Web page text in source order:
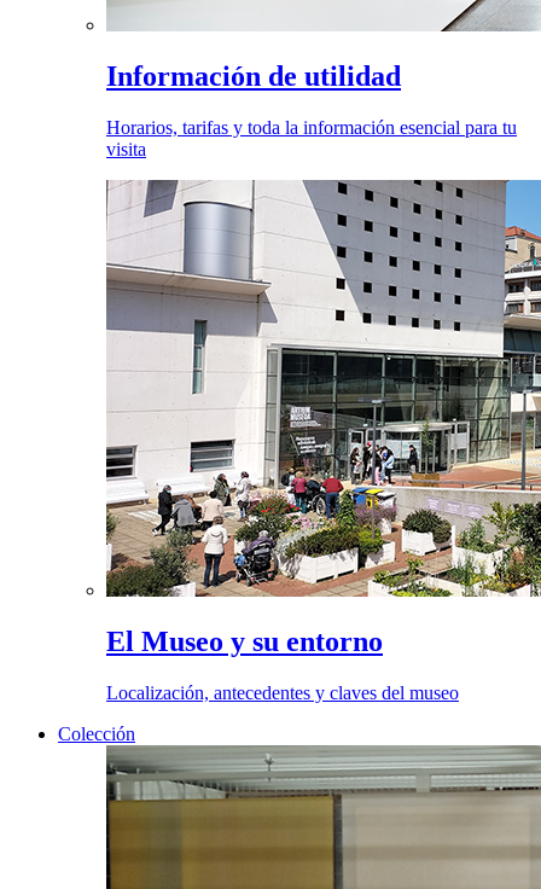
Información de utilidad
Horarios, tarifas y toda la información esencial para tu
visita
El Museo y su entorno
Localización, antecedentes y claves del museo
Colección